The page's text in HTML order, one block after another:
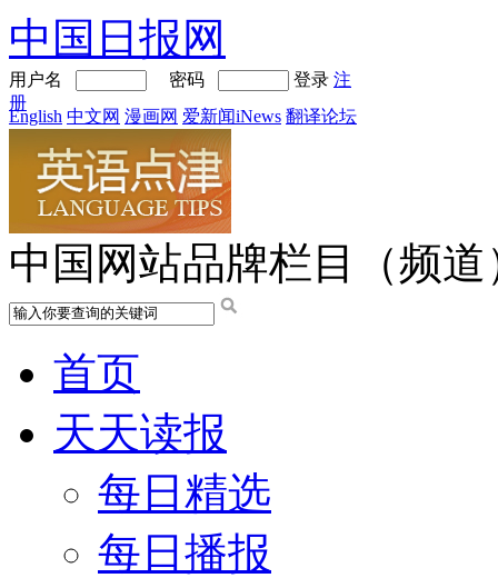
中国日报网
用户名 密码 登录 注
册
English 中文网 漫画网 爱新闻iNews 翻译论坛
中国网站品牌栏目（频道
首页
天天读报
每日精选
每日播报